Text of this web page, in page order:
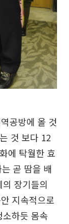
공방에 올 것
것 보다 12
에 탁월한 효
곧 땀을 배
장기들의
지속적으로
하듯 몸속